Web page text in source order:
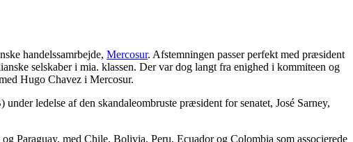
handelssamrbejde, Mercosur. Afstemningen passer perfekt med præsident
selskaber i mia. klassen. Der var dog langt fra enighed i kommiteen og
Hugo Chavez i Mercosur.
ledelse af den skandaleombruste præsident for senatet, José Sarney,
Paraguay, med Chile, Bolivia, Peru, Ecuador og Colombia som associerede